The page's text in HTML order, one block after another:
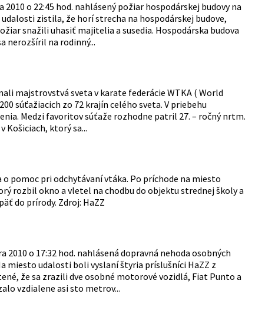
o 22:45 hod. nahlásený požiar hospodárskej budovy na
zistila, že horí strecha na hospodárskej budove,
snažili uhasiť majitelia a susedia. Hospodárska budova
nerozšíril na rodinný...
majstrovstvá sveta v karate federácie WTKA ( World
súťažiacich zo 72 krajín celého sveta. V priebehu
Medzi favoritov súťaže rozhodne patril 27. – ročný nrtm.
Košiciach, ktorý sa...
pomoc pri odchytávaní vtáka. Po príchode na miesto
rozbil okno a vletel na chodbu do objektu strednej školy a
do prírody. Zdroj: HaZZ
o 17:32 hod. nahlásená dopravná nehoda osobných
miesto udalosti boli vyslaní štyria príslušníci HaZZ z
že sa zrazili dve osobné motorové vozidlá, Fiat Punto a
vzdialene asi sto metrov...